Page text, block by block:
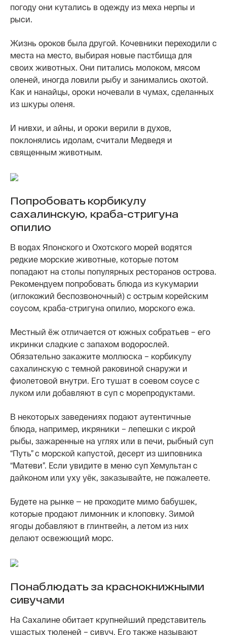
погоду они кутались в одежду из меха нерпы и
рыси.
Жизнь ороков была другой. Кочевники переходили с
места на место, выбирая новые пастбища для
своих животных. Они питались молоком, мясом
оленей, иногда ловили рыбу и занимались охотой.
Как и нанайцы, ороки ночевали в чумах, сделанных
из шкуры оленя.
И нивхи, и айны, и ороки верили в духов,
поклонялись идолам, считали Медведя и
священным животным.
Попробовать корбикулу
сахалинскую, краба-стригуна
опилио
В водах Японского и Охотского морей водятся
редкие морские животные, которые потом
попадают на столы популярных ресторанов острова.
Рекомендуем попробовать блюда из кукумарии
(иглокожий беспозвоночный) с острым корейским
соусом, краба-стригуна опилио, морского ежа.
Местный ёж отличается от южных собратьев – его
икринки сладкие с запахом водорослей.
Обязательно закажите моллюска – корбикулу
сахалинскую с темной раковиной снаружи и
фиолетовой внутри. Его тушат в соевом соусе с
луком или добавляют в суп с морепродуктами.
В некоторых заведениях подают аутентичные
блюда, например, икряники – лепешки с икрой
рыбы, зажаренные на углях или в печи, рыбный суп
“Путь” с морской капустой, десерт из шиповника
“Матеви”. Если увидите в меню суп Хемультан с
дайконом или уху уёк, заказывайте, не пожалеете.
Будете на рынке — не проходите мимо бабушек,
которые продают лимонник и клоповку. Зимой
ягоды добавляют в глинтвейн, а летом из них
делают освежющий морс.
Понаблюдать за краснокнижными
сивучами
На Сахалине обитает крупнейший представитель
ушастых тюленей – сивуч. Его также называют